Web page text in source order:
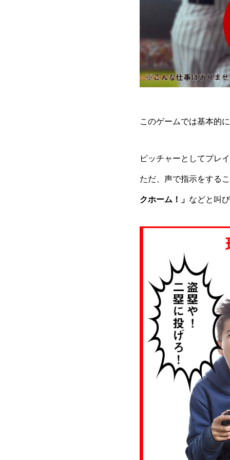
このゲームでは基本的
ピッチャーとしてプレ
ただ、声で指示をする
クホーム！」 などと叫